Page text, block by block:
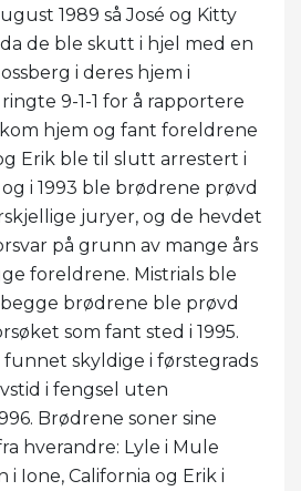
1989 så José og Kitty
de ble skutt i hjel med en
i deres hjem i
9-1-1 for å rapportere
hjem og fant foreldrene
Erik ble til slutt arrestert i
i 1993 ble brødrene prøvd
juryer, og de hevdet
på grunn av mange års
foreldrene. Mistrials ble
brødrene ble prøvd
som fant sted i 1995.
skyldige i førstegrads
i fengsel uten
Brødrene soner sine
hverandre: Lyle i Mule
i Ione, California og Erik i